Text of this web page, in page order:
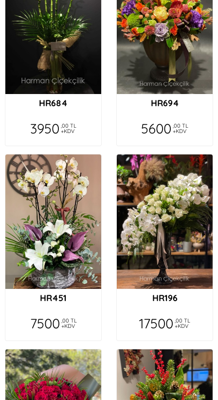
HR684
3950 ,00 TL
+KDV
HR694
5600 ,00 TL
+KDV
HR451
7500 ,00 TL
+KDV
HR196
17500 ,00 TL
+KDV